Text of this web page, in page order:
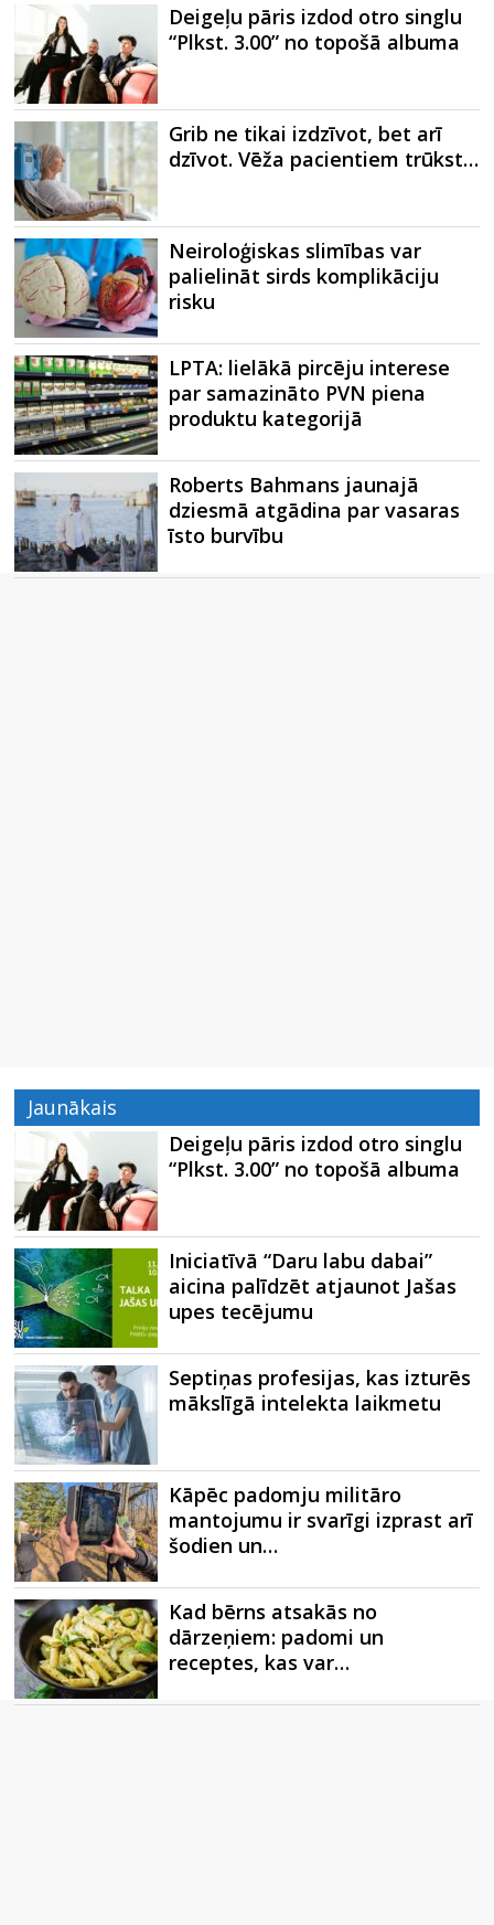
Deigeļu pāris izdod otro singlu
“Plkst. 3.00” no topošā albuma
Grib ne tikai izdzīvot, bet arī
dzīvot. Vēža pacientiem trūkst…
Neiroloģiskas slimības var
palielināt sirds komplikāciju
risku
LPTA: lielākā pircēju interese
par samazināto PVN piena
produktu kategorijā
Roberts Bahmans jaunajā
dziesmā atgādina par vasaras
īsto burvību
Jaunākais
Deigeļu pāris izdod otro singlu
“Plkst. 3.00” no topošā albuma
Iniciatīvā “Daru labu dabai”
aicina palīdzēt atjaunot Jašas
upes tecējumu
Septiņas profesijas, kas izturēs
mākslīgā intelekta laikmetu
Kāpēc padomju militāro
mantojumu ir svarīgi izprast arī
šodien un…
Kad bērns atsakās no
dārzeņiem: padomi un
receptes, kas var…